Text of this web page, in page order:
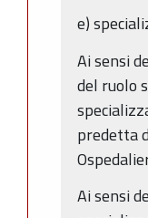
e)
Ai sensi
del ruolo
predetta
Ai sensi